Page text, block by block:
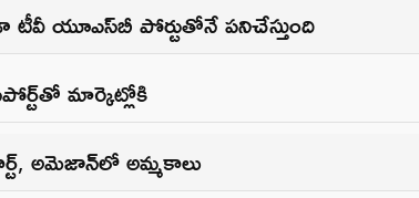
టీవీ యూఎస్‌బీ పోర్టుతోనే పనిచేస్తుంది
మార్కెట్లోకి
అమెజాన్‌లో అమ్మకాలు